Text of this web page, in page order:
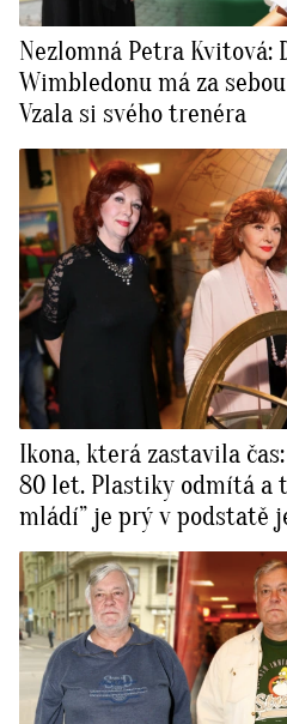
Nezlomná Petra Kvitová:
Wimbledonu má za
Vzala si svého trenéra
Ikona, která zastavila
80 let. Plastiky odmítá a
mládí” je prý v podstatě